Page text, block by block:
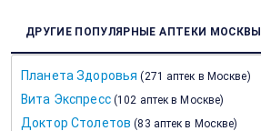
ДРУГИЕ ПОПУЛЯРНЫЕ АПТЕКИ МОСКВЫ
Планета Здоровья (271 аптек в Москве)
Вита Экспресс (102 аптек в Москве)
Доктор Столетов (83 аптек в Москве)